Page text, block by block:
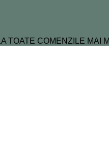
TOATE COMENZILE MAI